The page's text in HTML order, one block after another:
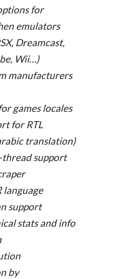
for
emulators
Dreamcast,
Wii…)
manufacturers
games locales
for RTL
translation)
support
language
support
stats and info
by